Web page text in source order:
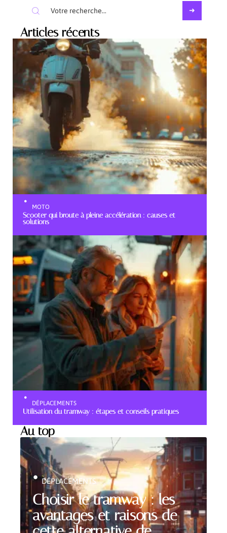
Articles récents
MOTO
Scooter qui broute à pleine accélération : causes et
solutions
DÉPLACEMENTS
Utilisation du tramway : étapes et conseils pratiques
Au top
Choisir le tramway : les
avantages et raisons de
DÉPLACEMENTS